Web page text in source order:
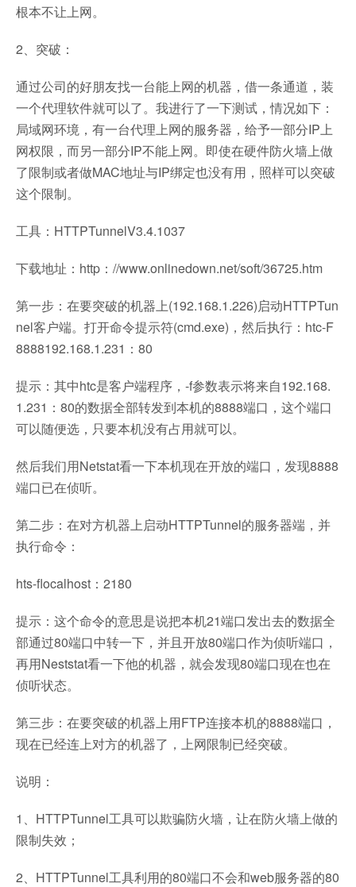
根本不让上网。
2、突破：
通过公司的好朋友找一台能上网的机器，借一条通道，装
一个代理软件就可以了。我进行了一下测试，情况如下：
局域网环境，有一台代理上网的服务器，给予一部分IP上
网权限，而另一部分IP不能上网。即使在硬件防火墙上做
了限制或者做MAC地址与IP绑定也没有用，照样可以突破
这个限制。
工具：HTTPTunnelV3.4.1037
下载地址：http：//www.onlinedown.net/soft/36725.htm
第一步：在要突破的机器上(192.168.1.226)启动HTTPTun
nel客户端。打开命令提示符(cmd.exe)，然后执行：htc-F
8888192.168.1.231：80
提示：其中htc是客户端程序，-f参数表示将来自192.168.
1.231：80的数据全部转发到本机的8888端口，这个端口
可以随便选，只要本机没有占用就可以。
然后我们用Netstat看一下本机现在开放的端口，发现8888
端口已在侦听。
第二步：在对方机器上启动HTTPTunnel的服务器端，并
执行命令：
hts-flocalhost：2180
提示：这个命令的意思是说把本机21端口发出去的数据全
部通过80端口中转一下，并且开放80端口作为侦听端口，
再用Neststat看一下他的机器，就会发现80端口现在也在
侦听状态。
第三步：在要突破的机器上用FTP连接本机的8888端口，
现在已经连上对方的机器了，上网限制已经突破。
说明：
1、HTTPTunnel工具可以欺骗防火墙，让在防火墙上做的
限制失效；
2、HTTPTunnel工具利用的80端口不会和web服务器的80